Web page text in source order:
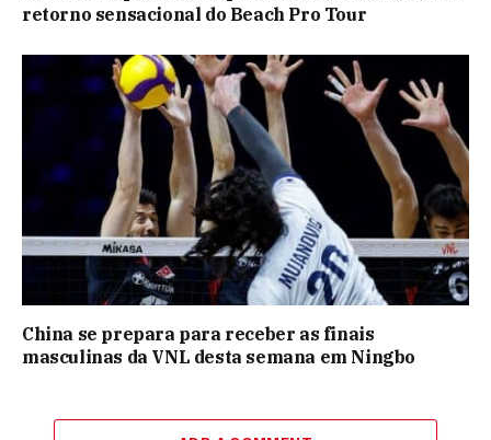
retorno sensacional do Beach Pro Tour
China se prepara para receber as finais
masculinas da VNL desta semana em Ningbo